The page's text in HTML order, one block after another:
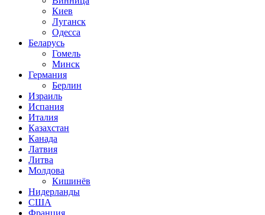
Киев
Луганск
Одесса
Беларусь
Гомель
Минск
Германия
Берлин
Израиль
Испания
Италия
Казахстан
Канада
Латвия
Литва
Молдова
Кишинёв
Нидерланды
США
Франция